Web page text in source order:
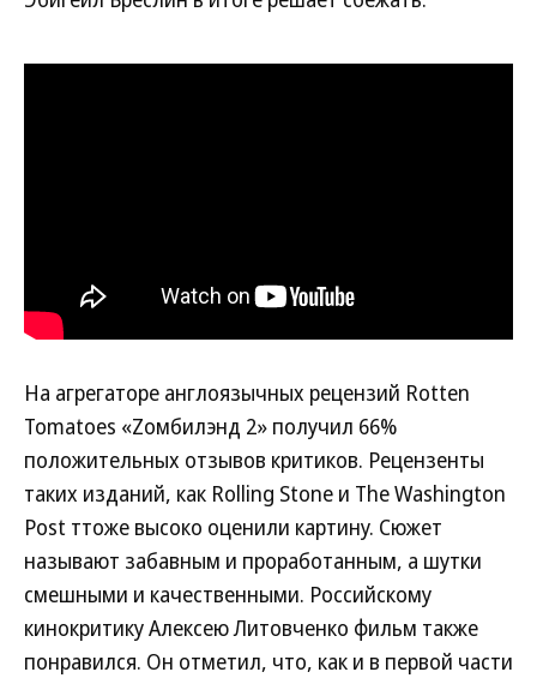
На агрегаторе англоязычных рецензий Rotten
Tomatoes «Zомбилэнд 2» получил 66%
положительных отзывов критиков. Рецензенты
таких изданий, как Rolling Stone и The Washington
Post ттоже высоко оценили картину. Сюжет
называют забавным и проработанным, а шутки
смешными и качественными. Российскому
кинокритику Алексею Литовченко фильм также
понравился. Он отметил, что, как и в первой части